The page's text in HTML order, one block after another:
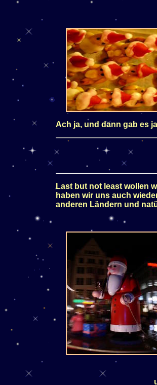
Ach ja, und dann gab es
Last but not least wollen
haben wir uns auch
anderen Ländern und